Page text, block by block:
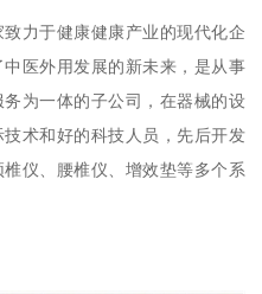
力于健康健康产业的现代化企
医外用发展的新未来，是从事
为一体的子公司，在器械的设
术和好的科技人员，先后开发
仪、腰椎仪、增效垫等多个系